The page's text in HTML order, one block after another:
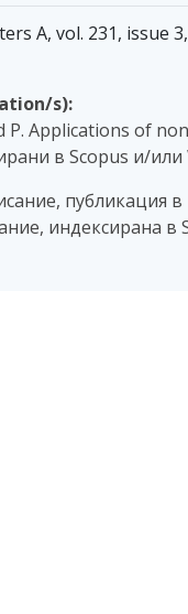
A, vol. 231, issue
s):
P. Applications of
в Scopus и/или
публикация
индексирана в